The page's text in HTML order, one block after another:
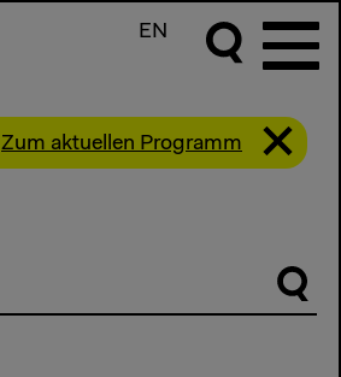
EN
Zum aktuellen Programm
Suche